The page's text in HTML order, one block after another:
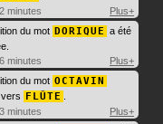
minutes
Plus+
du mot DORIQUE a été
minutes
Plus+
du mot OCTAVIN
FLÛTE
minutes
Plus+